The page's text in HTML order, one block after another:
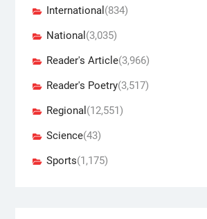
International (834)
National (3,035)
Reader's Article(3,966)
Reader's Poetry(3,517)
Regional (12,551)
Science(43)
Sports(1,175)